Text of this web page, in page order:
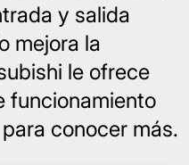
y salida
mejora la
le ofrece
funcionamiento
conocer más.